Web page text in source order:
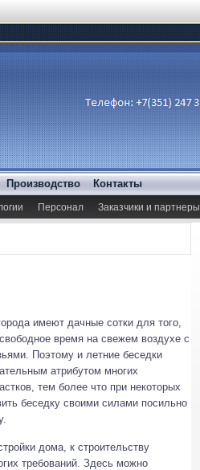
Производство Контакты
Персонал Заказчики и партнеры
имеют дачные сотки для того,
время на свежем воздухе с
Поэтому и летние беседки
атрибутом многих
тем более что при некоторых
беседку своими силами посильно
дома, к строительству
требований. Здесь можно